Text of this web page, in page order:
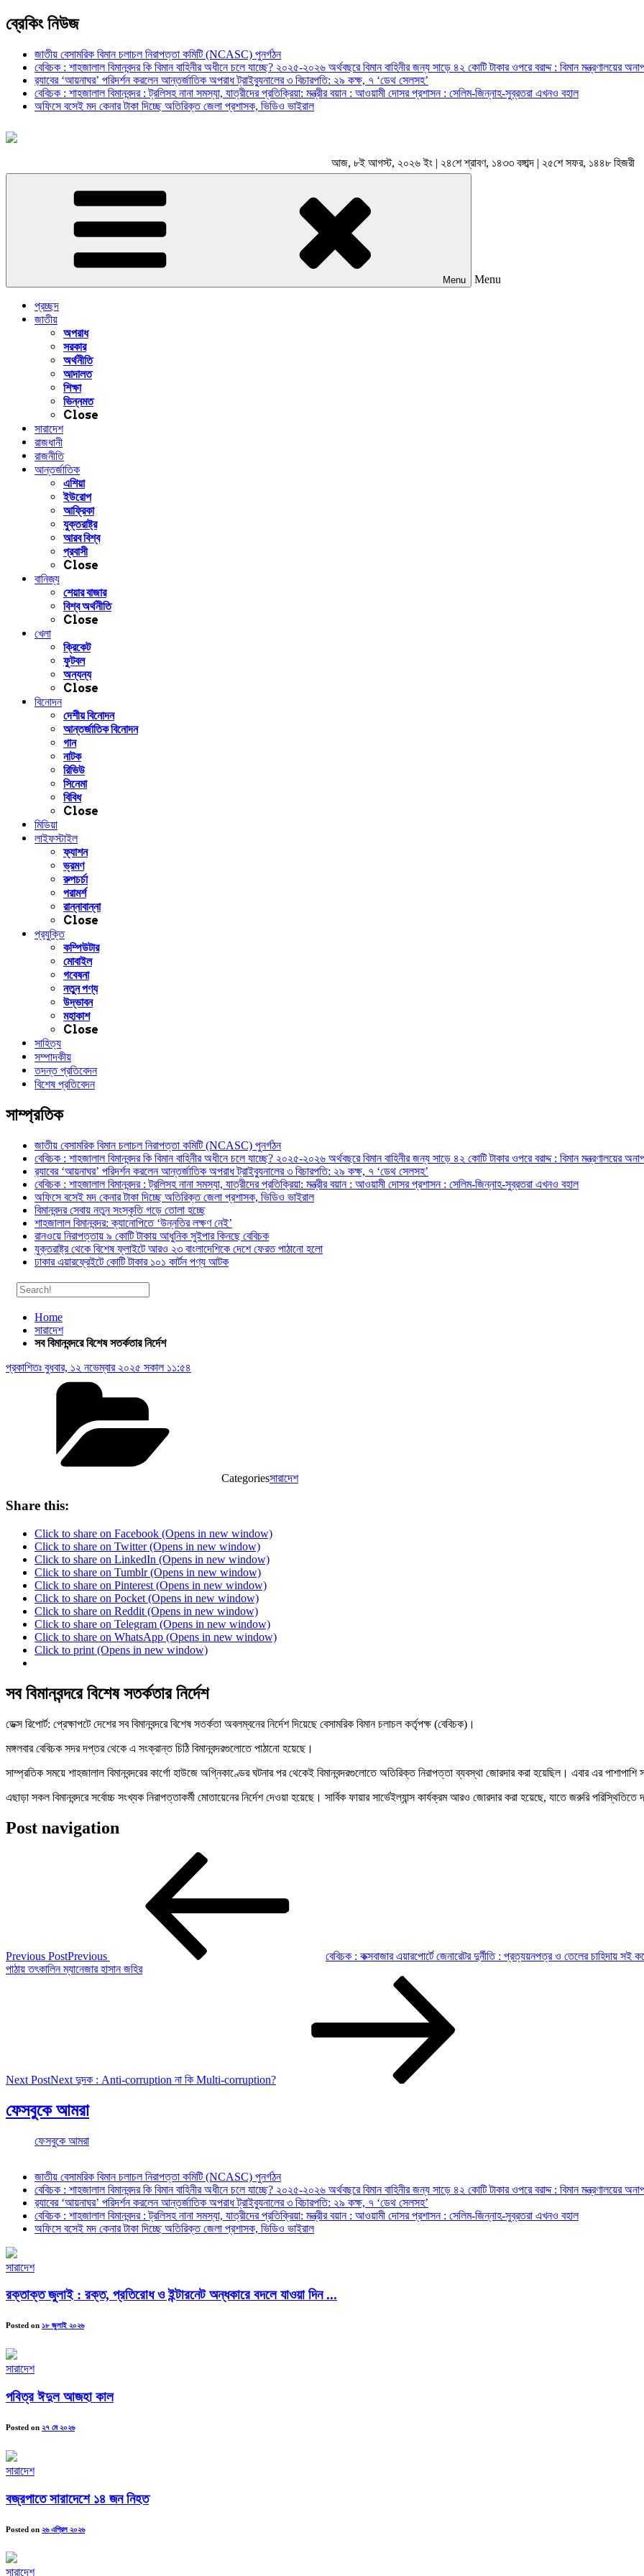
ব্রেকিং নিউজ
জাতীয় বেসামরিক বিমান চলাচল নিরাপত্তা কমিটি (NCASC) পুনর্গঠন
বেবিচক : শাহজালাল বিমানবন্দর কি বিমান বাহিনীর অধীনে চলে যাচ্ছে? ২০২৫-২০২৬ অর্থবছরে বিমান বাহিনীর জন্য সাড়ে ৪২ কোটি টাকার ওপরে বরাদ্দ : বিমান মন্ত্রণালয়ের
র‍্যাবের ‘আয়নাঘর’ পরিদর্শন করলেন আন্তর্জাতিক অপরাধ ট্রাইব্যুনালের ৩ বিচারপতি: ২৯ কক্ষ, ৭ ‘ডেথ সেলসহ’
বেবিচক : শাহজালাল বিমানবন্দর : ট্রলিসহ নানা সমস্যা, যাত্রীদের প্রতিক্রিয়া: মন্ত্রীর বয়ান : আওয়ামী দোসর প্রশাসন : সেলিম-জিন্নাহ-সুব্রতরা এখনও বহাল
অফিসে বসেই মদ কেনার টাকা দিচ্ছে অতিরিক্ত জেলা প্রশাসক, ভিডিও ভাইরাল
আজ, ৮ই আগস্ট, ২০২৬ ইং | ২৪শে শ্রাবণ, ১৪৩৩ বঙ্গাব্দ | ২৫শে সফর, ১৪৪৮ হিজরী
Menu Menu
প্রচ্ছদ
জাতীয়
অপরাধ
সরকার
অর্থনীতি
আদালত
শিক্ষা
ভিন্নমত
Close
সারাদেশ
রাজধানী
রাজনীতি
আন্তর্জাতিক
এশিয়া
ইউরোপ
আফ্রিকা
যুক্তরাষ্ট্র
আরব বিশ্ব
প্রবাসী
Close
বানিজ্য
শেয়ার বাজার
বিশ্ব অর্থনীতি
Close
খেলা
ক্রিকেট
ফুটবল
অন্যন্য
Close
বিনোদন
দেশীয় বিনোদন
আন্তর্জাতিক বিনোদন
গান
নাটক
রিভিউ
সিনেমা
বিবিধ
Close
মিডিয়া
লাইফস্টাইল
ফ্যাশন
ভ্রমণ
রুপচর্চা
পরামর্শ
রান্নাবান্না
Close
প্রযুক্তি
কম্পিউটার
মোবাইল
গবেষনা
নতুন পণ্য
উদ্ভাবন
মহাকাশ
Close
সাহিত্য
সম্পাদকীয়
তদন্ত প্রতিবেদন
বিশেষ প্রতিবেদন
সাম্প্রতিক
জাতীয় বেসামরিক বিমান চলাচল নিরাপত্তা কমিটি (NCASC) পুনর্গঠন
বেবিচক : শাহজালাল বিমানবন্দর কি বিমান বাহিনীর অধীনে চলে যাচ্ছে? ২০২৫-২০২৬ অর্থবছরে বিমান বাহিনীর জন্য সাড়ে ৪২ কোটি টাকার ওপরে বরাদ্দ : বিমান মন্ত্রণালয়ের
র‍্যাবের ‘আয়নাঘর’ পরিদর্শন করলেন আন্তর্জাতিক অপরাধ ট্রাইব্যুনালের ৩ বিচারপতি: ২৯ কক্ষ, ৭ ‘ডেথ সেলসহ’
বেবিচক : শাহজালাল বিমানবন্দর : ট্রলিসহ নানা সমস্যা, যাত্রীদের প্রতিক্রিয়া: মন্ত্রীর বয়ান : আওয়ামী দোসর প্রশাসন : সেলিম-জিন্নাহ-সুব্রতরা এখনও বহাল
অফিসে বসেই মদ কেনার টাকা দিচ্ছে অতিরিক্ত জেলা প্রশাসক, ভিডিও ভাইরাল
বিমানবন্দর সেবায় নতুন সংস্কৃতি গড়ে তোলা হচ্ছে
শাহজালাল বিমানবন্দর: ক্যানোপিতে ‘উন্নতির লক্ষণ নেই’
রানওয়ে নিরাপত্তায় ৯ কোটি টাকায় আধুনিক সুইপার কিনছে বেবিচক
যুক্তরাষ্ট্র থেকে বিশেষ ফ্লাইটে আরও ২৩ বাংলাদেশিকে দেশে ফেরত পাঠানো হলো
ঢাকার এয়ারফ্রেইটে কোটি টাকার ১০১ কার্টন পণ্য আটক
Home
সারাদেশ
সব বিমানবন্দরে বিশেষ সতর্কতার নির্দেশ
প্রকাশিতঃ বুধবার, ১২ নভেম্বার ২০২৫ সকাল ১১:৫৪
Categoriesসারাদেশ
Share this:
Click to share on Facebook (Opens in new window)
Click to share on Twitter (Opens in new window)
Click to share on LinkedIn (Opens in new window)
Click to share on Tumblr (Opens in new window)
Click to share on Pinterest (Opens in new window)
Click to share on Pocket (Opens in new window)
Click to share on Reddit (Opens in new window)
Click to share on Telegram (Opens in new window)
Click to share on WhatsApp (Opens in new window)
Click to print (Opens in new window)
সব বিমানবন্দরে বিশেষ সতর্কতার নির্দেশ
ডেক্স রিপোর্ট: প্রেক্ষাপটে দেশের সব বিমানবন্দরে বিশেষ সতর্কতা অবলম্বনের নির্দেশ দিয়েছে বেসামরিক বিমান চলাচল কর্তৃপক্ষ (বেবিচক)।
মঙ্গলবার বেবিচক সদর দপ্তর থেকে এ সংক্রান্ত চিঠি বিমানবন্দরগুলোতে পাঠানো হয়েছে।
সাম্প্রতিক সময়ে শাহজালাল বিমানবন্দরের কার্গো হাউজে অগ্নিকাণ্ডের ঘটনার পর থেকেই বিমানবন্দরগুলোতে অতিরিক্ত নিরাপত্তা ব্যবস্থা জোরদার করা হয়েছিল। এবার এর পাশাপাশি
এছাড়া সকল বিমানবন্দরে সর্বোচ্চ সংখ্যক নিরাপত্তাকর্মী মোতায়েনের নির্দেশ দেওয়া হয়েছে। সার্বিক ফায়ার সার্ভেইল্যান্স কার্যক্রম আরও জোরদার করা হয়েছে, যাতে জরুরি
Post navigation
Previous PostPrevious
বেবিচক : কক্সবাজার এয়ারপোর্টে জেনারেটর দুর্নীতি : প্রত্যয়নপত্র ও তেলের চাহিদায় সই
পাঠায় তৎকালিন ম্যানেজার হাসান জহির
Next PostNext দুদক : Anti-corruption না কি Multi-corruption?
ফেসবুকে আমরা
ফেসবুকে আমরা
জাতীয় বেসামরিক বিমান চলাচল নিরাপত্তা কমিটি (NCASC) পুনর্গঠন
বেবিচক : শাহজালাল বিমানবন্দর কি বিমান বাহিনীর অধীনে চলে যাচ্ছে? ২০২৫-২০২৬ অর্থবছরে বিমান বাহিনীর জন্য সাড়ে ৪২ কোটি টাকার ওপরে বরাদ্দ : বিমান মন্ত্রণালয়ের
র‍্যাবের ‘আয়নাঘর’ পরিদর্শন করলেন আন্তর্জাতিক অপরাধ ট্রাইব্যুনালের ৩ বিচারপতি: ২৯ কক্ষ, ৭ ‘ডেথ সেলসহ’
বেবিচক : শাহজালাল বিমানবন্দর : ট্রলিসহ নানা সমস্যা, যাত্রীদের প্রতিক্রিয়া: মন্ত্রীর বয়ান : আওয়ামী দোসর প্রশাসন : সেলিম-জিন্নাহ-সুব্রতরা এখনও বহাল
অফিসে বসেই মদ কেনার টাকা দিচ্ছে অতিরিক্ত জেলা প্রশাসক, ভিডিও ভাইরাল
সারাদেশ
রক্তাক্ত জুলাই : রক্ত, প্রতিরোধ ও ইন্টারনেট অন্ধকারে বদলে যাওয়া দিন ...
Posted on ১৮ জুলাই ২০২৬
সারাদেশ
পবিত্র ঈদুল আজহা কাল
Posted on ২৭ মে ২০২৬
সারাদেশ
বজ্রপাতে সারাদেশে ১৪ জন নিহত
Posted on ২৬ এপ্রিল ২০২৬
সারাদেশ